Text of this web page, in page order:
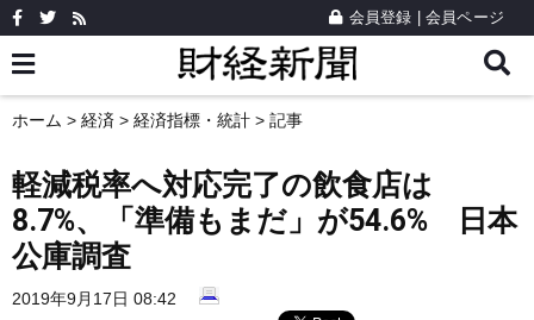
会員登録 会員ページ
ホーム > 経済 > 経済指標・統計 > 記事
軽減税率へ対応完了の飲食店は
8.7%、「準備もまだ」が54.6% 日本
公庫調査
2019年9月17日 08:42